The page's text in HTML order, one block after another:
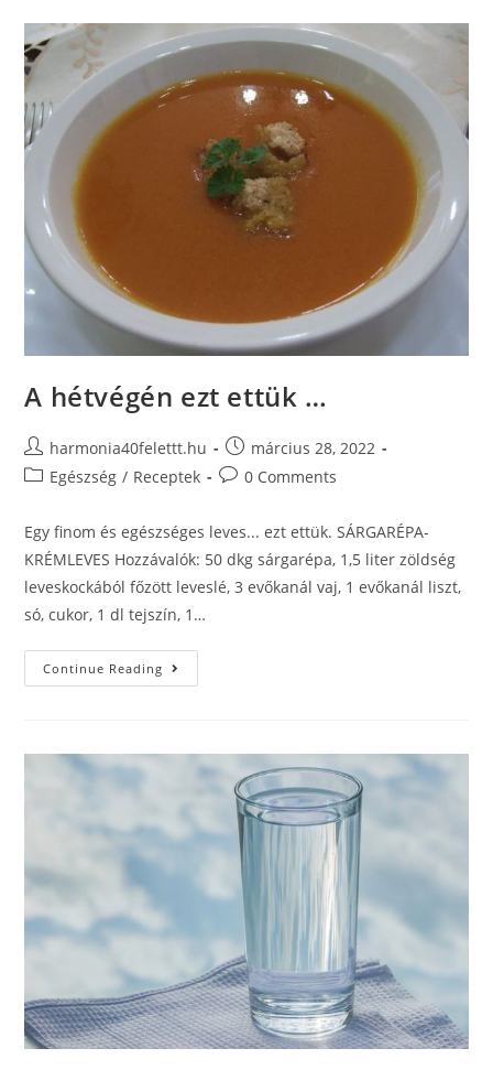
A hétvégén ezt ettük …
harmonia40felettt.hu
március 28, 2022
Egészség / Receptek 0 Comments
Egy finom és egészséges leves... ezt ettük. SÁRGARÉPA-
KRÉMLEVES Hozzávalók: 50 dkg sárgarépa, 1,5 liter zöldség
leveskockából főzött leveslé, 3 evőkanál vaj, 1 evőkanál liszt,
só, cukor, 1 dl tejszín, 1…
Continue Reading